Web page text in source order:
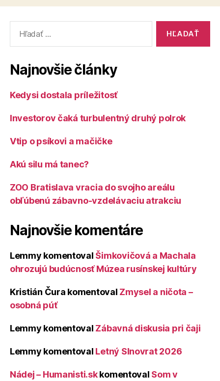
Najnovšie články
Kedysi dostala príležitosť
Investorov čaká turbulentný druhý polrok
Vtip o psíkovi a mačičke
Akú silu má tanec?
ZOO Bratislava vracia do svojho areálu
obľúbenú zábavno-vzdelávaciu atrakciu
Najnovšie komentáre
Lemmy komentoval Šimkovičová a Machala
ohrozujú budúcnosť Múzea rusínskej kultúry
Kristián Čura komentoval Zmysel a ničota –
osobná púť
Lemmy komentoval Zábavná diskusia pri čaji
Lemmy komentoval Letný Slnovrat 2026
Nádej – Humanisti.skkomentoval Som v